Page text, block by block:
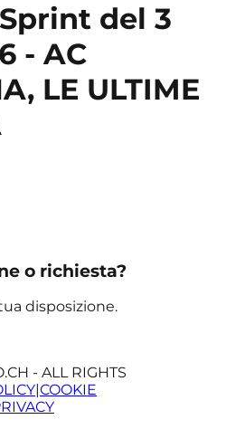
del 3
- AC
LE ULTIME
o richiesta?
disposizione.
- ALL RIGHTS
|COOKIE